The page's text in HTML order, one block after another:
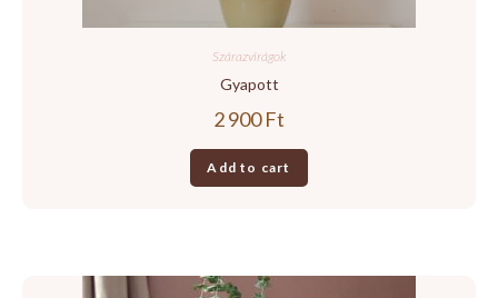
Szárazvirágok
Gyapott
2 900Ft
Add to cart